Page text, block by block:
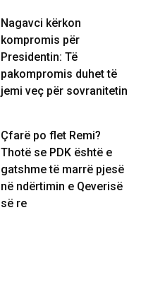
Nagavci kërkon
kompromis për
Presidentin: Të
pakompromis duhet të
jemi veç për sovranitetin
Çfarë po flet Remi?
Thotë se PDK është e
gatshme të marrë pjesë
në ndërtimin e Qeverisë
së re